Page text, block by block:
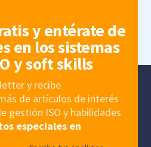
y entérate de
en los sistemas
y soft skills
y recibe
de artículos de interés
gestión ISO y habilidades
especiales en